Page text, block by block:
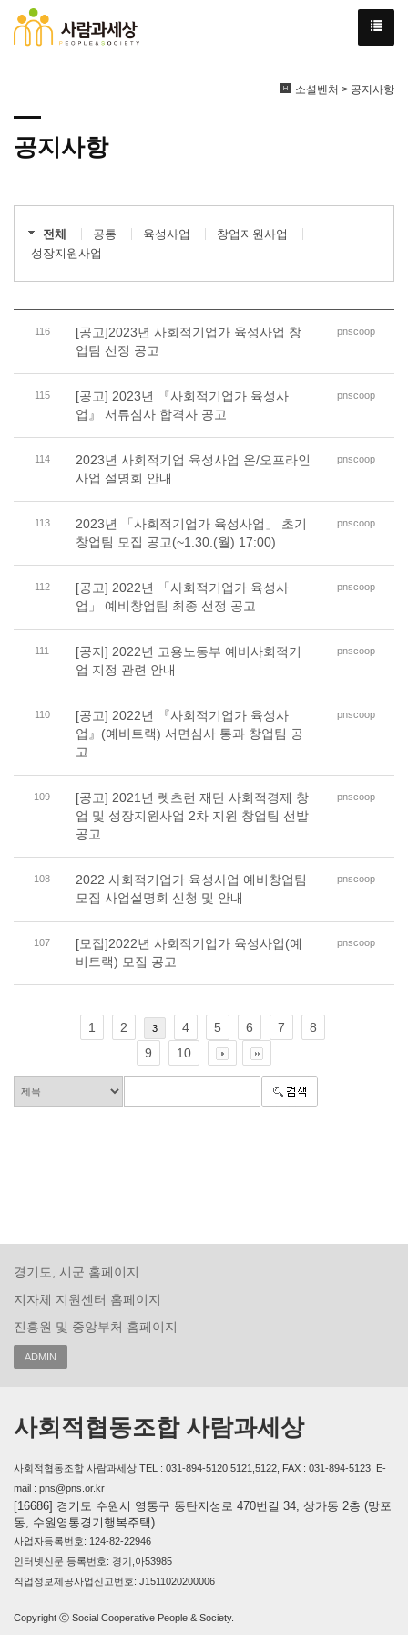
소셜벤처 > 공지사항
공지사항
전체 공통 육성사업
창업지원사업
성장지원사업
116
[공고]2023년 사회적기업가 육성사업 창
업팀 선정 공고
pnscoop
115
[공고] 2023년 『사회적기업가 육성사
업』 서류심사 합격자 공고
pnscoop
114
2023년 사회적기업 육성사업 온/오프라인
사업 설명회 안내
pnscoop
113
2023년 「사회적기업가 육성사업」 초기
창업팀 모집 공고(~1.30.(월) 17:00)
pnscoop
112
[공고] 2022년 「사회적기업가 육성사
업」 예비창업팀 최종 선정 공고
pnscoop
111
[공지] 2022년 고용노동부 예비사회적기
업 지정 관련 안내
pnscoop
110
[공고] 2022년 『사회적기업가 육성사
업』(예비트랙) 서면심사 통과 창업팀 공
고
pnscoop
109
[공고] 2021년 렛츠런 재단 사회적경제 창
업 및 성장지원사업 2차 지원 창업팀 선발
공고
pnscoop
108
2022 사회적기업가 육성사업 예비창업팀
모집 사업설명회 신청 및 안내
pnscoop
107
[모집]2022년 사회적기업가 육성사업(예
비트랙) 모집 공고
pnscoop
1 2 3 4 5 6 7
8
9
10
경기도, 시군 홈페이지
지자체 지원센터 홈페이지
진흥원 및 중앙부처 홈페이지
ADMIN
사회적협동조합 사람과세상
사회적협동조합 사람과세상 TEL : 031-894-5120,5121,5122, FAX : 031-894-5123, E-
mail : pns@pns.or.kr
[16686] 경기도 수원시 영통구 동탄지성로 470번길 34, 상가동 2층 (망포
동, 수원영통경기행복주택)
사업자등록번호: 124-82-22946
인터넷신문 등록번호: 경기,아53985
직업정보제공사업신고번호: J1511020200006
Copyright ⓒ Social Cooperative People & Society.